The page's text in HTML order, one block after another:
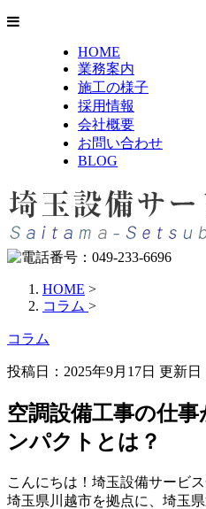
HOME
業務案内
施工の様子
採用情報
会社概要
お問い合わせ
BLOG
HOME >
コラム >
コラム
投稿日：2025年9月17日 更新日
空調設備工事の仕
ンパクトとは？
こんにちは！埼玉設備サービス
埼玉県川越市を拠点に、埼玉